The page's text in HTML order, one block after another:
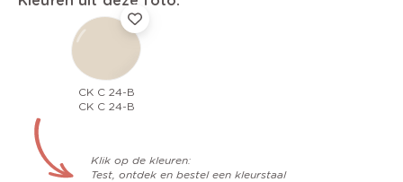
CK C 24-B
CK C 24-B
Klik op de kleuren:
Test, ontdek en bestel een kleurstaal